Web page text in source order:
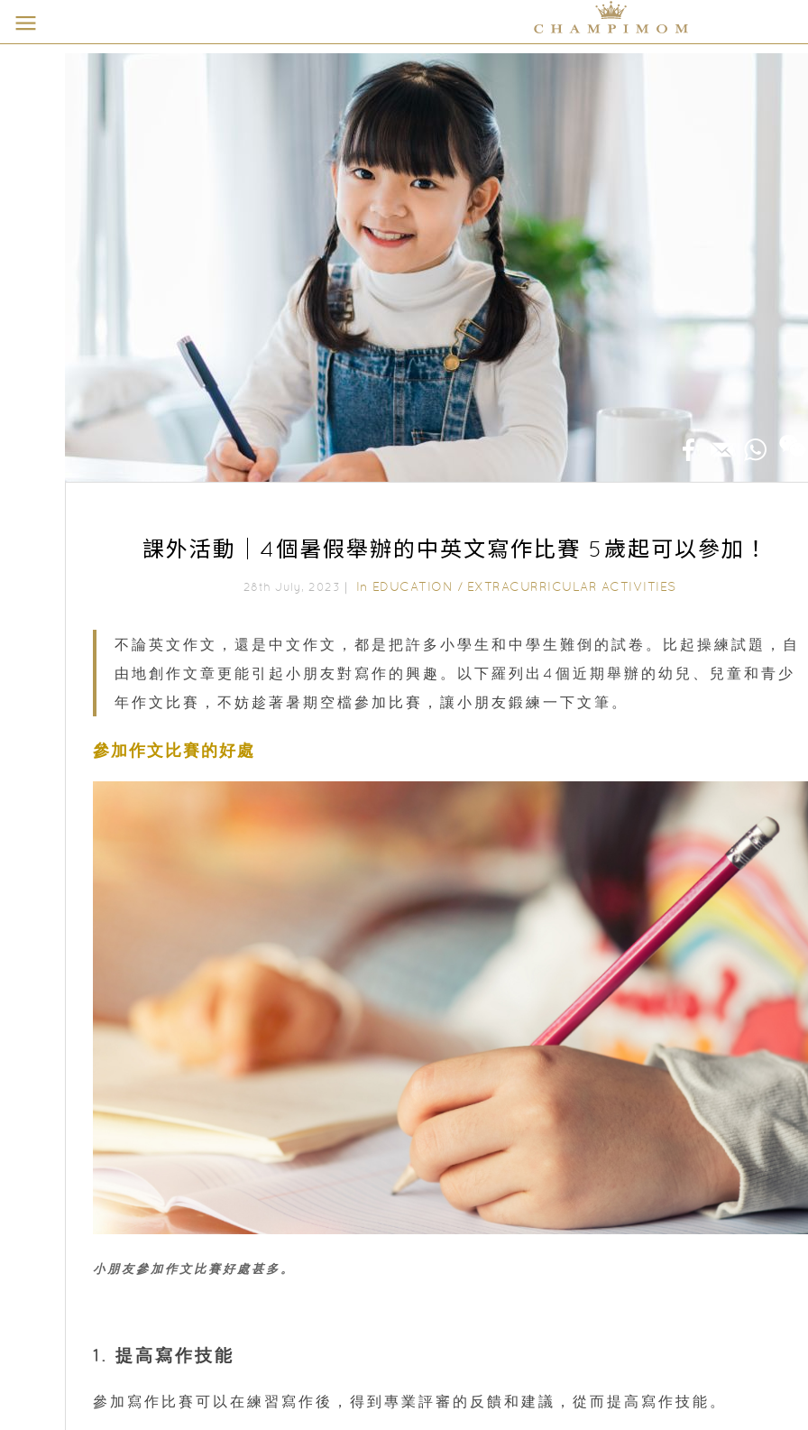
課外活動｜4個暑假舉辦的中英文寫作比賽 5歲起可以參加！
28th July, 2023｜ In EDUCATION / EXTRACURRICULAR ACTIVITIES
不論英文作文，還是中文作文，都是把許多小學生和中學生難倒的試卷。比起操練試題，自
由地創作文章更能引起小朋友對寫作的興趣。以下羅列出4個近期舉辦的幼兒、兒童和青少
年作文比賽，不妨趁著暑期空檔參加比賽，讓小朋友鍛練一下文筆。
參加作文比賽的好處
小朋友參加作文比賽好處甚多。
1. 提高寫作技能
參加寫作比賽可以在練習寫作後，得到專業評審的反饋和建議，從而提高寫作技能。